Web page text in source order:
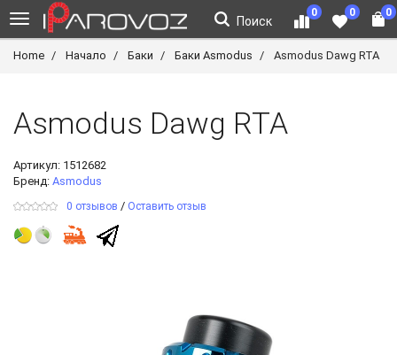
Поиск
0 0 0
Home Начало Баки Баки Asmodus Asmodus Dawg RTA
Asmodus Dawg RTA
Артикул: 1512682
Бренд: Asmodus
0 отзывов / Оставить отзыв